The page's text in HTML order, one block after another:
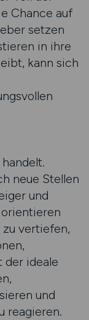
Chance auf
setzen
in ihre
kann sich
neue Stellen
und
zu vertiefen,
der ideale
und
reagieren.